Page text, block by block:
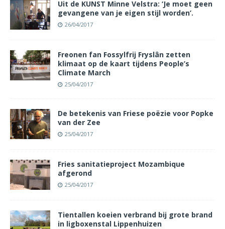
Uit de KUNST Minne Velstra: ‘Je moet geen
gevangene van je eigen stijl worden’.
26/04/2017
Freonen fan Fossylfrij Fryslân zetten
klimaat op de kaart tijdens People’s
Climate March
25/04/2017
De betekenis van Friese poëzie voor Popke
van der Zee
25/04/2017
Fries sanitatieproject Mozambique
afgerond
25/04/2017
Tientallen koeien verbrand bij grote brand
in ligboxenstal Lippenhuizen